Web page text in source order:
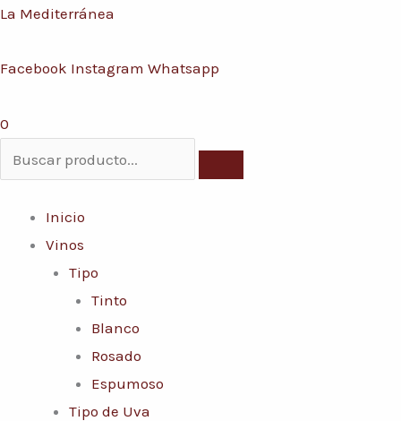
Ir
contenido
La Mediterránea
Facebook Instagram Whatsapp
0
Inicio
Vinos
Tipo
Tinto
Blanco
Rosado
Espumoso
Tipo de Uva
Menú